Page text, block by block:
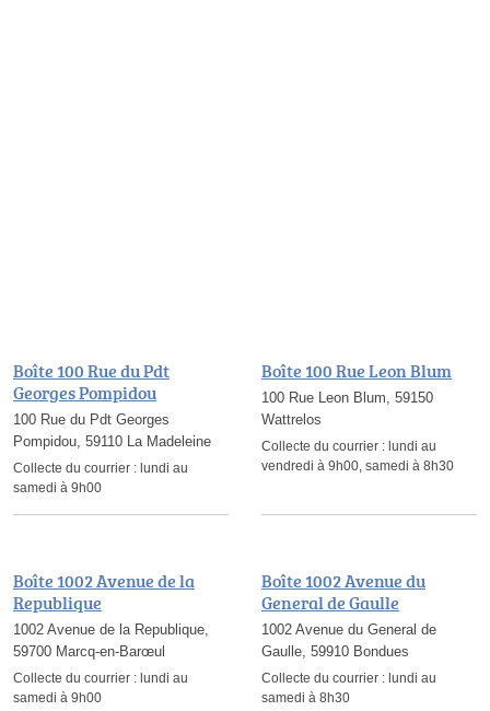
Boîte 100 Rue du Pdt
Georges Pompidou
100 Rue du Pdt Georges
Pompidou, 59110 La Madeleine
Collecte du courrier : lundi au
samedi à 9h00
Boîte 100 Rue Leon Blum
100 Rue Leon Blum, 59150
Wattrelos
Collecte du courrier : lundi au
vendredi à 9h00, samedi à 8h30
Boîte 1002 Avenue de la
Republique
1002 Avenue de la Republique,
59700 Marcq-en-Barœul
Collecte du courrier : lundi au
samedi à 9h00
Boîte 1002 Avenue du
General de Gaulle
1002 Avenue du General de
Gaulle, 59910 Bondues
Collecte du courrier : lundi au
samedi à 8h30